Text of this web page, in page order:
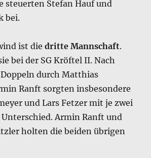
steuerten Stefan Hauf und
bei.
ist diedritte Mannschaft.
bei der SG Kröftel II. Nach
Doppeln durch Matthias
Ranft sorgten insbesondere
und Lars Fetzer mit je zwei
Unterschied. Armin Ranft und
holten die beiden übrigen